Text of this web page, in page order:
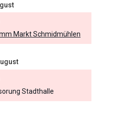
Markt Schmidmühlen
Stadthalle